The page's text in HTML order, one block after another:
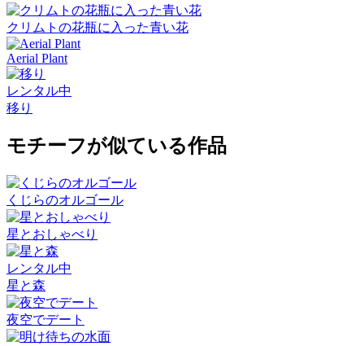
クリムトの花瓶に入った青い花
Aerial Plant
レンタル中
移り
モチーフが似ている作品
くじらのオルゴール
星とおしゃべり
レンタル中
星と森
夜空でデート